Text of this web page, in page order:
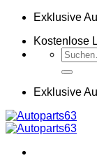
Zum
springen
Exklusive
Kostenlose
Suchen
nach:
Exklusive